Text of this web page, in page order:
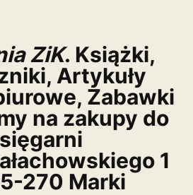
ZiK. Książki,
Artykuły
Zabawki
na zakupy do
1
270 Marki